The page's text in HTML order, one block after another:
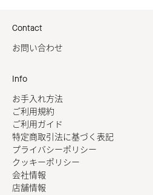
Contact
お問い合わせ
Info
お手入れ方法
ご利用規約
ご利用ガイド
特定商取引法に基づく表記
プライバシーポリシー
クッキーポリシー
会社情報
店舗情報